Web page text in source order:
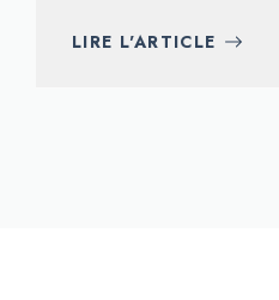
LIRE L'ARTICLE